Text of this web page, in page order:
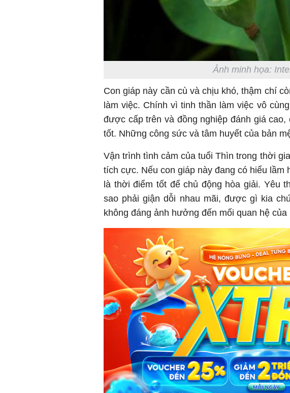
Ảnh minh họa:
Con giáp này cần cù và chịu khó, thậm chí
làm việc. Chính vì tinh thần làm việc vô
được cấp trên và đồng nghiệp đánh giá cao,
tốt. Những công sức và tâm huyết của bản
Vận trình tình cảm của tuổi Thìn trong thời
tích cực. Nếu con giáp này đang có hiểu
là thời điểm tốt để chủ động hòa giải. Yêu
sao phải giận dỗi nhau mãi, được gì kia
không đáng ảnh hưởng đến mối quan hệ